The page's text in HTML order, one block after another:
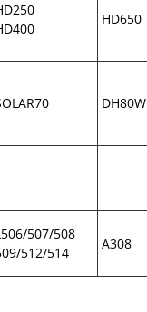
HD650
DH80W
507/508
512/514
A308